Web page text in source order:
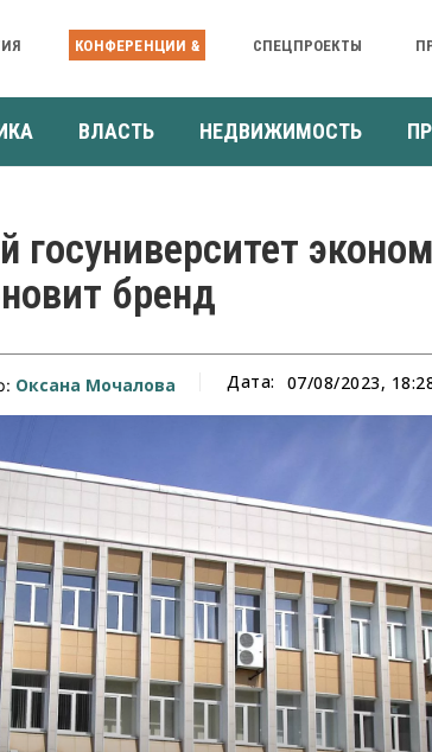
КОНФЕРЕНЦИИ & СПЕЦПРОЕКТЫ
ВЛАСТЬ НЕДВИЖИМОСТЬ
госуниверситет
бренд
Оксана Мочалова Дата: 07/08/2023,